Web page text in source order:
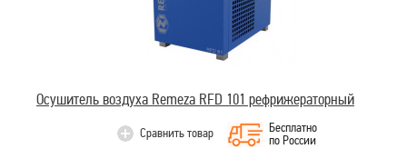
Осушитель воздуха Remeza RFD 101 рефрижераторный
Сравнить товар
Бесплатно
по России